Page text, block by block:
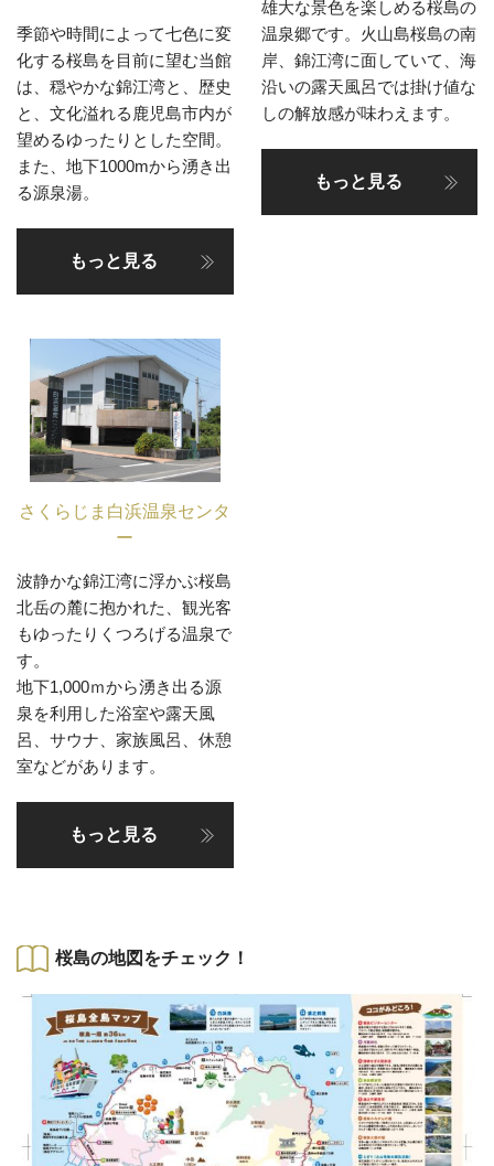
季節や時間によって七色に変
化する桜島を目前に望む当館
は、穏やかな錦江湾と、歴史
と、文化溢れる鹿児島市内が
望めるゆったりとした空間。
また、地下1000mから湧き出
る源泉湯。
もっと見る
雄大な景色を楽しめる桜島の
温泉郷です。火山島桜島の南
岸、錦江湾に面していて、海
沿いの露天風呂では掛け値な
しの解放感が味わえます。
もっと見る
さくらじま白浜温泉センタ
ー
波静かな錦江湾に浮かぶ桜島
北岳の麓に抱かれた、観光客
もゆったりくつろげる温泉で
す。
地下1,000ｍから湧き出る源
泉を利用した浴室や露天風
呂、サウナ、家族風呂、休憩
室などがあります。
もっと見る
桜島の地図をチェック！